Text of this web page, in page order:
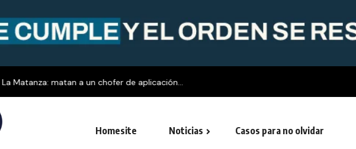
La Matanza: matan a un chofer de aplicación...
Homesite Noticias Casos para no olvidar